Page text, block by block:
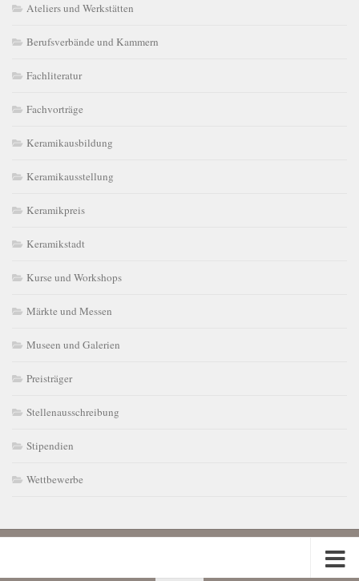
Ateliers und Werkstätten
Berufsverbände und Kammern
Fachliteratur
Fachvorträge
Keramikausbildung
Keramikausstellung
Keramikpreis
Keramikstadt
Kurse und Workshops
Märkte und Messen
Museen und Galerien
Preisträger
Stellenausschreibung
Stipendien
Wettbewerbe